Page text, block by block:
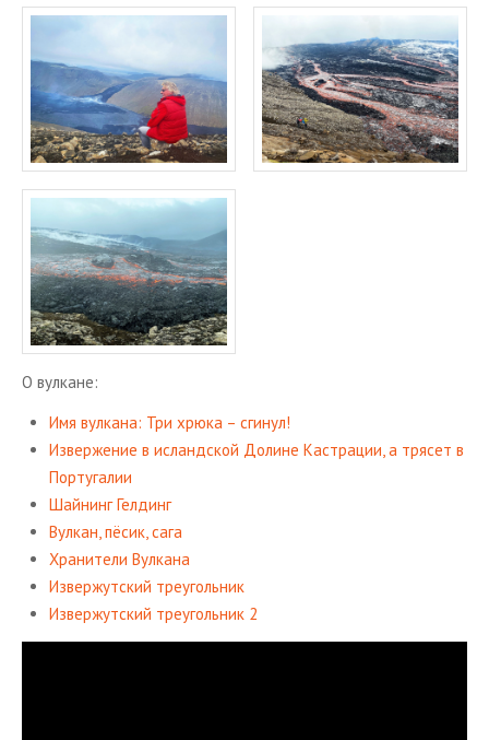
О вул­кане:
Имя вул­ка­на: Три хрюка – сги­нул!
Из­вер­же­ние в ис­ланд­ской До­лине Ка­стра­ции, а тря­сет в
Пор­ту­га­лии
Шай­нинг Гел­динг
Вул­кан, пёсик, сага
Хра­ни­те­ли Вул­ка­на
Из­вер­жут­ский тре­уголь­ник
Из­вер­жут­ский тре­уголь­ник 2